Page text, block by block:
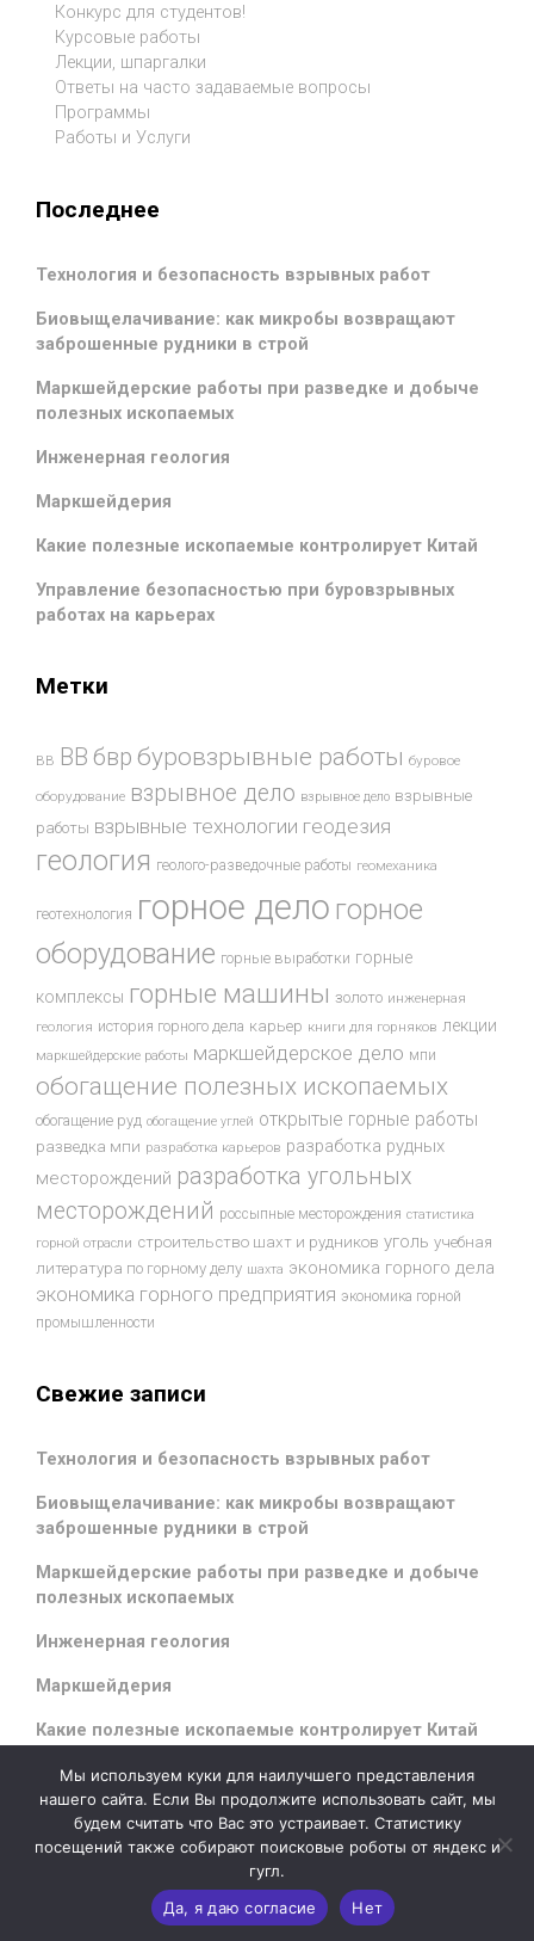
Конкурс для студентов!
Курсовые работы
Лекции, шпаргалки
Ответы на часто задаваемые вопросы
Программы
Работы и Услуги
Последнее
Технология и безопасность взрывных работ
Биовыщелачивание: как микробы возвращают
заброшенные рудники в строй
Маркшейдерские работы при разведке и добыче
полезных ископаемых
Инженерная геология
Маркшейдерия
Какие полезные ископаемые контролирует Китай
Управление безопасностью при буровзрывных
работах на карьерах
Метки
ВВ ВВ бвр буровзрывные работы буровое
оборудование взрывное дело взрывное дело взрывные
работы взрывные технологии геодезия
геология геолого-разведочные работы геомеханика
геотехнология горное дело горное
оборудование горные выработки горные
комплексы горные машины золото инженерная
геология история горного дела карьер книги для горняков лекции
маркшейдерские работы маркшейдерское дело мпи
обогащение полезных ископаемых
обогащение руд обогащение углей открытые горные работы
разведка мпи разработка карьеров разработка рудных
месторождений разработка угольных
месторождений россыпные месторождения статистика
горной отрасли строительство шахт и рудников уголь учебная
литература по горному делу шахта экономика горного дела
экономика горного предприятия экономика горной
промышленности
Свежие записи
Технология и безопасность взрывных работ
Биовыщелачивание: как микробы возвращают
заброшенные рудники в строй
Маркшейдерские работы при разведке и добыче
полезных ископаемых
Инженерная геология
Маркшейдерия
Какие полезные ископаемые контролирует Китай
evolvetheme by Theme4Press - Powered by WordPress
Мы используем куки для наилучшего представления
нашего сайта. Если Вы продолжите использовать сайт, мы
будем считать что Вас это устраивает. Статистику
посещений также собирают поисковые роботы от яндекс и
гугл.
Да, я даю согласие
Нет